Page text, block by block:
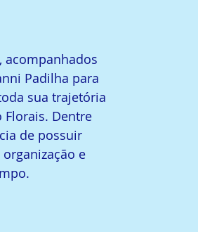
acompanhados
Padilha para
sua trajetória
Florais. Dentre
de possuir
e